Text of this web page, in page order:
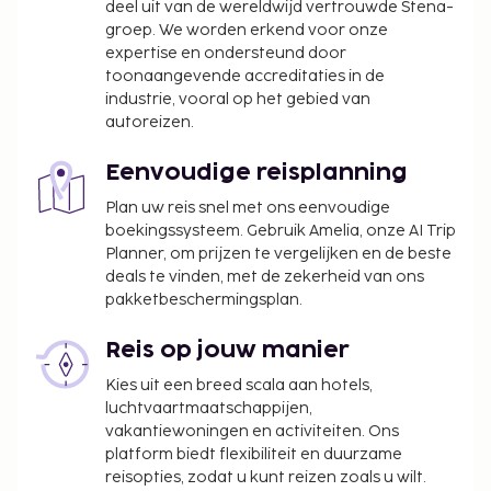
genieten van een gratis ontbijtbuffet. Deze
accommodatie heeft zijn officiële
sterrenclassificatie gekregen van the local rating
De volgende kosten dienen bij de accommodatie te
toepasselijke belastingen zijn:
Er wordt een stadsbelasting door de stad geïnd
en bij de accommodatie in rekening gebracht.
Deze belasting wordt per seizoen aangepast en
geldt mogelijk niet het hele jaar lang. Er gelden
kortingen. Neem voor meer informatie contact
op met de accommodatie via de
contactgegevens in de boekingsbevestiging.
De stad heft de volgende belasting: van 1
december tot 30 april betaal je EUR 4.00 per
persoon, per nacht, voor maximaal 7 nachten.
deel uit van de wereldwijd vertrouwde Stena-
groep. We worden erkend voor onze
expertise en ondersteund door
toonaangevende accreditaties in de
industrie, vooral op het gebied van
autoreizen.
Eenvoudige reisplanning
Plan uw reis snel met ons eenvoudige
boekingssysteem. Gebruik Amelia, onze AI Trip
Planner, om prijzen te vergelijken en de beste
deals te vinden, met de zekerheid van ons
pakketbeschermingsplan.
Reis op jouw manier
Kies uit een breed scala aan hotels,
luchtvaartmaatschappijen,
vakantiewoningen en activiteiten. Ons
platform biedt flexibiliteit en duurzame
reisopties, zodat u kunt reizen zoals u wilt.